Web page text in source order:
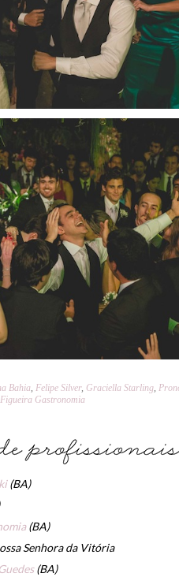
Bahia,Felipe Silver, Graciella Starling,
Figueira Gastronomia
(BA)
(BA)
Senhora da Vitória
(BA)